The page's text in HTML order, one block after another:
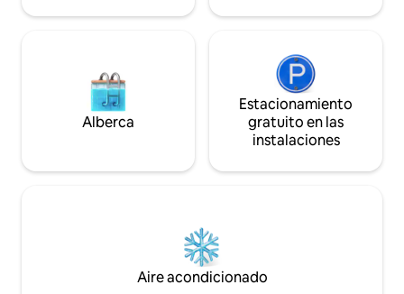
Alberca
Estacionamiento
gratuito en las
instalaciones
Aire acondicionado